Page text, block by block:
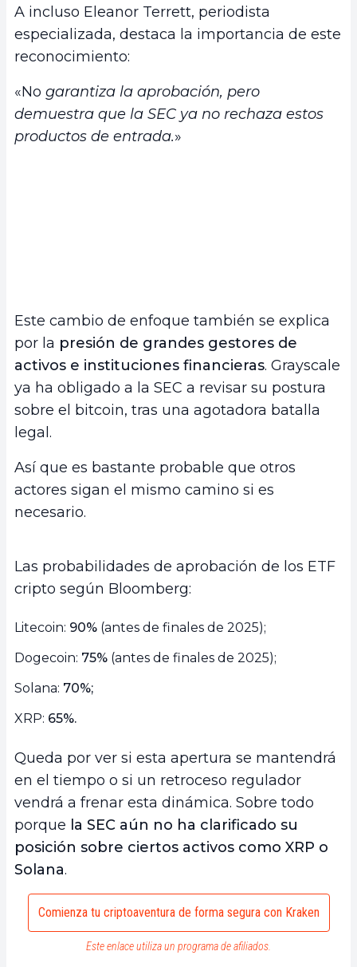
A incluso Eleanor Terrett, periodista
especializada, destaca la importancia de este
reconocimiento:
«No garantiza la aprobación, pero
demuestra que la SEC ya no rechaza estos
productos de entrada.»
Este cambio de enfoque también se explica
por la presión de grandes gestores de
activos e instituciones financieras. Grayscale
ya ha obligado a la SEC a revisar su postura
sobre el bitcoin, tras una agotadora batalla
legal.
Así que es bastante probable que otros
actores sigan el mismo camino si es
necesario.
Las probabilidades de aprobación de los ETF
cripto según Bloomberg:
Litecoin: 90% (antes de finales de 2025);
Dogecoin: 75% (antes de finales de 2025);
Solana: 70%;
XRP: 65%.
Queda por ver si esta apertura se mantendrá
en el tiempo o si un retroceso regulador
vendrá a frenar esta dinámica. Sobre todo
porque la SEC aún no ha clarificado su
posición sobre ciertos activos como XRP o
Solana.
Comienza tu criptoaventura de forma segura con Kraken
Este enlace utiliza un programa de afiliados.